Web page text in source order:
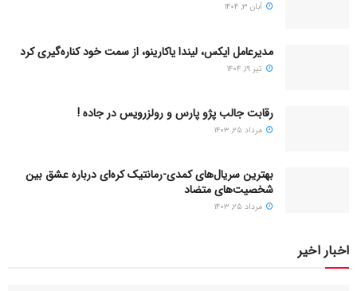
آبان ۳, ۱۴۰۴
مدیرعامل ایکس، لیندا یاکارینو، از سمت خود کناره‌گیری کرد
تیر ۱۹, ۱۴۰۴
رقابت جالب پژو پارس و رولزرویس در جاده !
مرداد ۲۵, ۱۴۰۳
بهترین سریال‌های کمدی-رمانتیک کره‌ای دربارۀ عشق بین
شخصیت‌های متضاد
مرداد ۲۵, ۱۴۰۳
اخبار اخیر